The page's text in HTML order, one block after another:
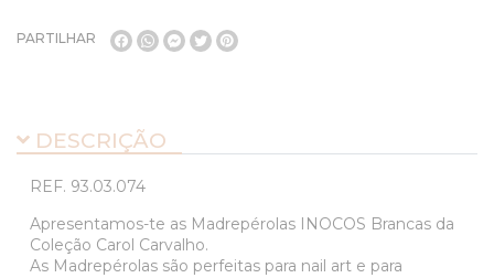
PARTILHAR
DESCRIÇÃO
REF. 93.03.074
Apresentamos-te as Madrepérolas INOCOS Brancas da
Coleção Carol Carvalho.
As Madrepérolas são perfeitas para nail art e para